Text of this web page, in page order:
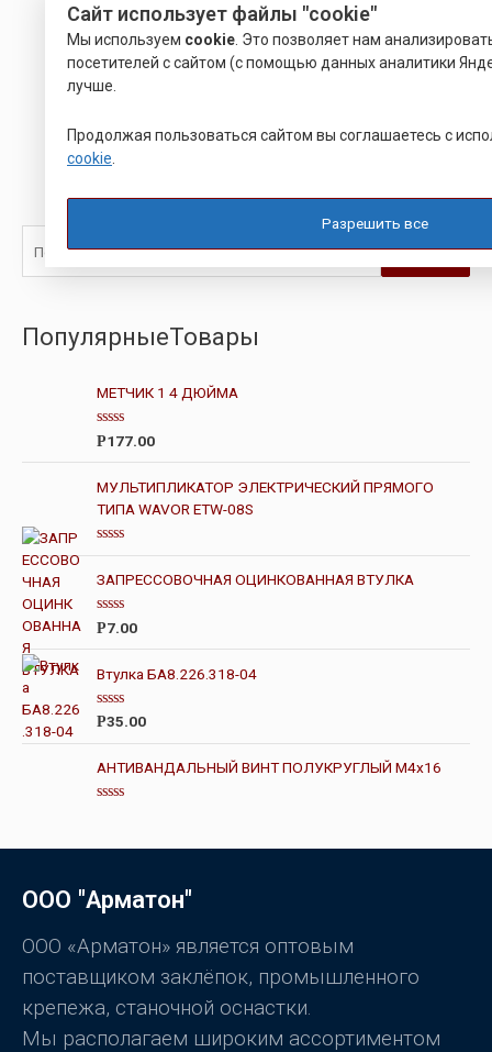
0
5
Р22.00
Подробнее
0
5
Р 28.00
Подробнее
Поиск
ПопулярныеТовары
МЕТЧИК 1 4 ДЮЙМА
О
е
н
к
а
и
з
Р177.00
МУЛЬТИПЛИКАТОР ЭЛЕКТРИЧЕСКИЙ ПРЯМОГО
ТИПА WAVOR ETW-08S
О
е
н
к
а
и
з
5
ЗАПРЕССОВОЧНАЯ ОЦИНКОВАННАЯ ВТУЛКА
О
е
н
к
а
и
з
Р7.00
Втулка БА8.226.318-04
О
е
н
к
а
5
Р35.00
АНТИВАНДАЛЬНЫЙ ВИНТ ПОЛУКРУГЛЫЙ М4х16
0
и
5
ООО "Арматон"
ООО «Арматон» является оптовым
поставщиком заклёпок, промышленного
крепежа, станочной оснастки.
Мы располагаем широким ассортиментом
Сайт использует файлы "cookie"
Мы используем cookie . Это позволяет нам
посетителей с сайтом (с помощью данных аналитики
лучше.
Продолжая пользоваться сайтом вы соглашаетесь с
cookie
Разрешить все